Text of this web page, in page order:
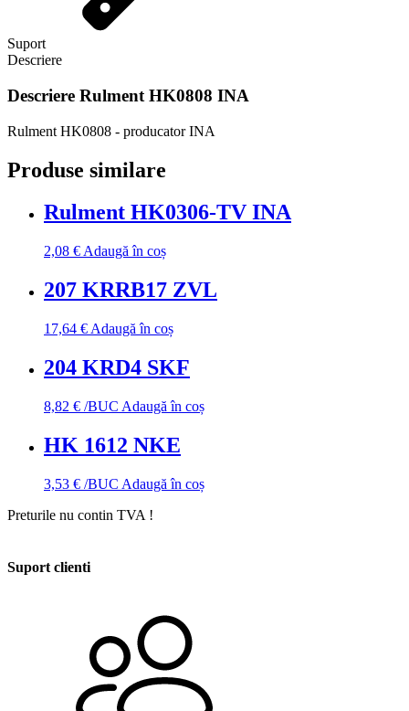
Suport
Descriere
Descriere Rulment HK0808 INA
Rulment HK0808 - producator INA
Produse similare
Rulment HK0306-TV INA
2,08 € Adaugă în coș
207 KRRB17 ZVL
17,64 € Adaugă în coș
204 KRD4 SKF
8,82 € /BUC Adaugă în coș
HK 1612 NKE
3,53 € /BUC Adaugă în coș
Preturile nu contin TVA !
Suport clienti